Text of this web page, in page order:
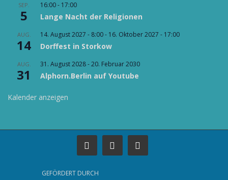
SEP.
5
16:00- 17:00
Lange Nacht der Religionen
AUG.
14
14. August 2027 - 8:00- 16. Oktober 2027 - 17:00
Dorffest in Storkow
AUG.
31
31. August 2028-20. Februar 2030
Alphorn.Berlin auf Youtube
Kalender anzeigen
GEFÖRDERT DURCH